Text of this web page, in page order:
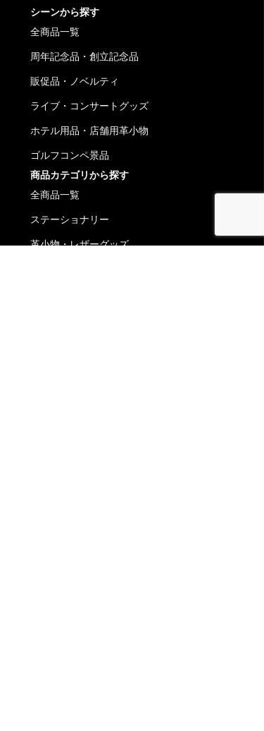
シーンから探す
全商品一覧
周年記念品・創立記念品
販促品・ノベルティ
ライブ・コンサートグッズ
ホテル用品・店舗用革小物
ゴルフコンペ景品
商品カテゴリから探す
全商品一覧
ステーショナリー
革小物・レザーグッズ